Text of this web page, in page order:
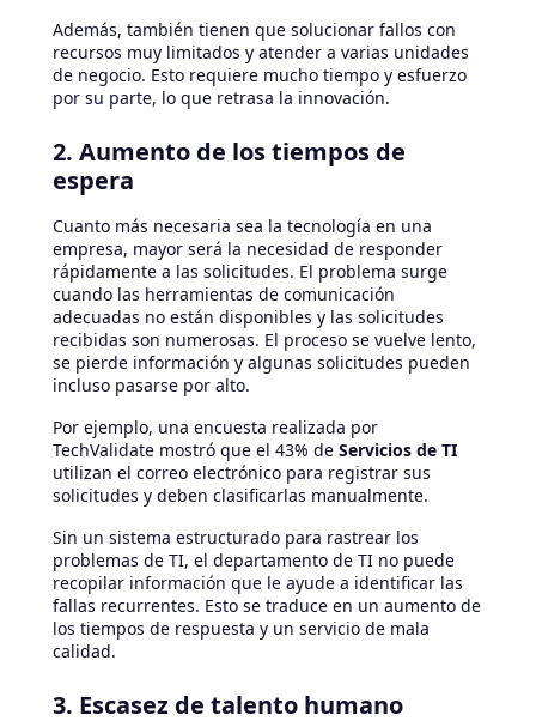
Además, también tienen que solucionar fallos con
recursos muy limitados y atender a varias unidades
de negocio. Esto requiere mucho tiempo y esfuerzo
por su parte, lo que retrasa la innovación.
2. Aumento de los tiempos de
espera
Cuanto más necesaria sea la tecnología en una
empresa, mayor será la necesidad de responder
rápidamente a las solicitudes. El problema surge
cuando las herramientas de comunicación
adecuadas no están disponibles y las solicitudes
recibidas son numerosas. El proceso se vuelve lento,
se pierde información y algunas solicitudes pueden
incluso pasarse por alto.
Por ejemplo, una encuesta realizada por
TechValidate mostró que el 43% de Servicios de TI
utilizan el correo electrónico para registrar sus
solicitudes y deben clasificarlas manualmente.
Sin un sistema estructurado para rastrear los
problemas de TI, el departamento de TI no puede
recopilar información que le ayude a identificar las
fallas recurrentes. Esto se traduce en un aumento de
los tiempos de respuesta y un servicio de mala
calidad.
3. Escasez de talento humano